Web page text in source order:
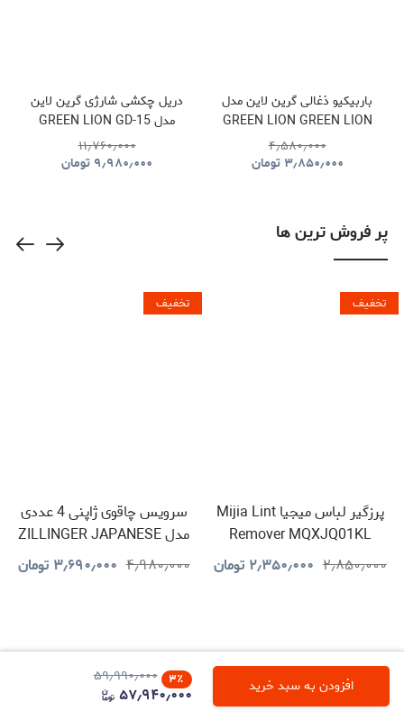
افزودن به سبد خرید ۳٪ ۵۹٫۹۹۰٫۰۰۰
۵۷٫۹۴۰٫۰۰۰
باربیکیو ذغالی گرین لاین مدل
GREEN LION GREEN LION
QUDRA FOLDABLE BBQ
GRILL GNQDRBBQSTBK
۴٫۵۸۰٫۰۰۰
۳٫۸۵۰٫۰۰۰ تومان
دریل چکشی شارژی گرین لاین
مدل GREEN LION GD-15
PRO DRIVE CORDLESS
HAMMER DRILL
۱۱٫۷۶۰٫۰۰۰
۹٫۹۸۰٫۰۰۰ تومان
پر فروش ترین ها
تخفیف
پرزگیر لباس میجیا Mijia Lint
Remover MQXJQ01KL
۲٫۸۵۰٫۰۰۰ ۲٫۳۵۰٫۰۰۰ تومان
تخفیف
سرویس چاقوی ژاپنی 4 عددی
مدل ZILLINGER JAPANESE
KNIVES۴٫۹۸۰٫۰۰۰ ۳٫۶۹۰٫۰۰۰ تومان